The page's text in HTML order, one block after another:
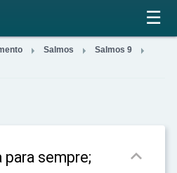
×
☰
 Salmos  Salmos 9 
para sempre;
